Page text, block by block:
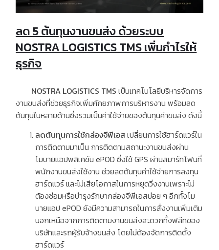
ลด 5 ต้นทุนงานขนส่ง ด้วยระบบ
NOSTRA LOGISTICS TMS เพิ่มกำไรให้
ธุรกิจ
NOSTRA LOGISTICS TMSเป็นเทคโนโลยีบริหารจัดการ
งานขนส่งที่ช่วยธุรกิจเพิ่มศักยภาพการบริหารงาน พร้อมลด
ต้นทุนในหลายด้านซึ่งรวมเป็นค่าใช้จ่ายของต้นทุนค่าขนส่ง ดังนี้
ลดต้นทุนการใช้กล่องจีพีเอส เปลี่ยนการใช้ฮาร์ดแวร์ใน
การติดตามมาเป็น การติดตามสถานะงานขนส่งผ่าน
โมบายแอปพลิเคชัน ePODซึ่งใช้GPSผ่านสมาร์ทโฟนที่
พนักงานขนส่งใช้งาน ช่วยลดต้นทุนค่าใช้จ่ายการลงทุน
ฮาร์ดแวร์ และไม่เสียโอกาสในการหยุดวิ่งงานเพราะไม่
ต้องซ่อมหรือบำรุงรักษากล่องจีพีเอสบ่อย ๆ อีกทั้งโม
บายแอป ePODยังมีความสามารถในการสั่งงานเพิ่มเติม
นอกเหนือจากการติดตามงานขนส่งสะดวกทั้งฟลีทของ
บริษัทและรถผู้รับจ้างขนส่ง โดยไม่ต้องจัดการติดตั้ง
ฮาร์ดแวร์